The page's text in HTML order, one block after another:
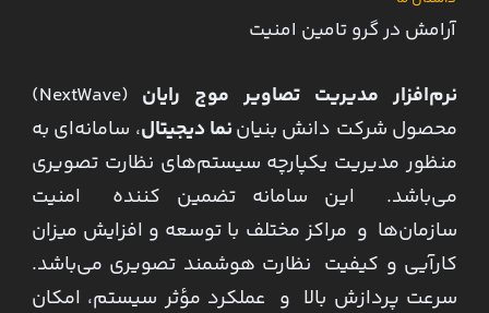
آرامش در گرو تامین امنیت
نرم‌افزار مدیریت تصاویر موج رایان
(NextWave)
محصول شرکت دانش بنیاننما دیجیتال، سامانه‌ای به
منظور مدیریت یکپارچه سیستم‌های نظارت تصویری
می‌باشد. این سامانه تضمین کننده امنیت
سازمان‌ها و مراکز مختلف با توسعه و افزایش میزان
کارآیی و کیفیت نظارت هوشمند تصویری می‌باشد.
سرعت پردازش بالا و عملکرد مؤثر سیستم، امکان